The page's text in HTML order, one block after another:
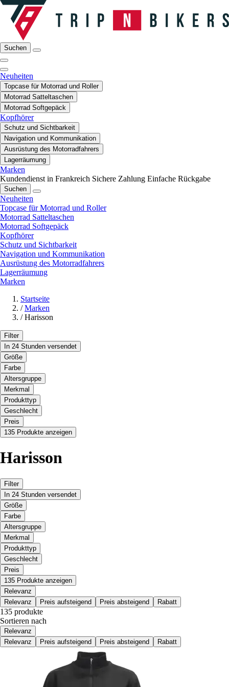
Suchen
Neuheiten
Topcase für Motorrad und Roller
Motorrad Satteltaschen
Motorrad Softgepäck
Kopfhörer
Schutz und Sichtbarkeit
Navigation und Kommunikation
Ausrüstung des Motorradfahrers
Lagerräumung
Marken
Kundendienst in Frankreich Sichere Zahlung Einfache Rückgabe
Suchen
Neuheiten
Topcase für Motorrad und Roller
Motorrad Satteltaschen
Motorrad Softgepäck
Kopfhörer
Schutz und Sichtbarkeit
Navigation und Kommunikation
Ausrüstung des Motorradfahrers
Lagerräumung
Marken
Startseite
/ Marken
/ Harisson
Filter
In 24 Stunden versendet
Größe
Farbe
Altersgruppe
Merkmal
Produkttyp
Geschlecht
Preis
135 Produkte anzeigen
Harisson
Filter
In 24 Stunden versendet
Größe
Farbe
Altersgruppe
Merkmal
Produkttyp
Geschlecht
Preis
135 Produkte anzeigen
Relevanz
Relevanz
Preis aufsteigend Preis absteigend Rabatt
135 produkte
Sortieren nach
Relevanz
Relevanz
Preis aufsteigend Preis absteigend Rabatt